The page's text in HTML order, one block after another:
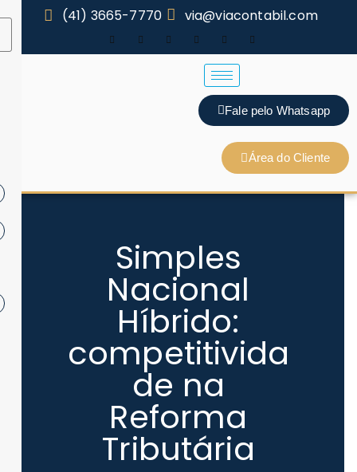
(41) 3665-7770 via@viacontabil.com
Fale pelo Whatsapp
Área do Cliente
Simples
Nacional
Híbrido:
competitivida
de na
Reforma
Tributária